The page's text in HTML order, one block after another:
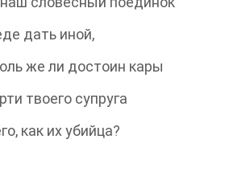
дать иной,
же ли достоин кары
твоего супруга
как их убийца?